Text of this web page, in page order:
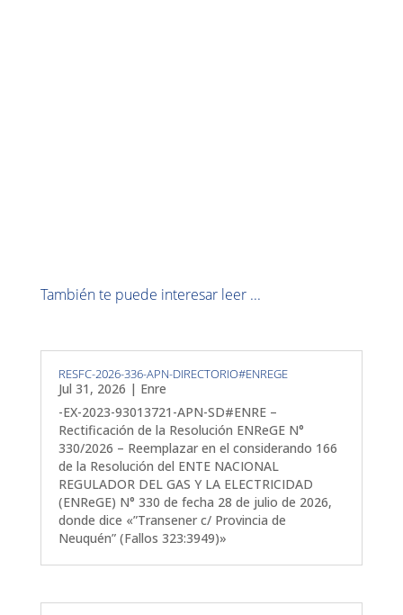
También te puede interesar leer ...
RESFC-2026-336-APN-DIRECTORIO#ENREGE
Jul 31, 2026 | Enre
-EX-2023-93013721-APN-SD#ENRE –
Rectificación de la Resolución ENReGE N°
330/2026 – Reemplazar en el considerando 166
de la Resolución del ENTE NACIONAL
REGULADOR DEL GAS Y LA ELECTRICIDAD
(ENReGE) N° 330 de fecha 28 de julio de 2026,
donde dice «”Transener c/ Provincia de
Neuquén” (Fallos 323:3949)»